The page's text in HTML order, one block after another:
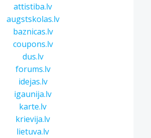
attistiba.lv
augstskolas.lv
baznicas.lv
coupons.lv
dus.lv
forums.lv
idejas.lv
igaunija.lv
karte.lv
krievija.lv
lietuva.lv